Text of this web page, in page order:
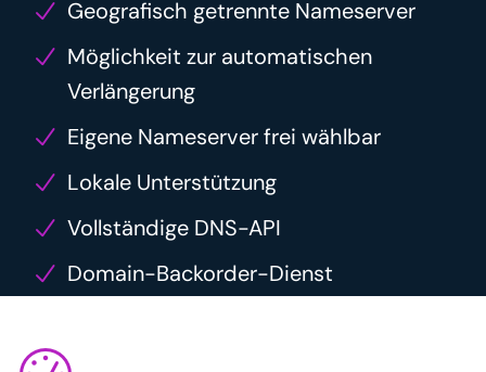
Geografisch getrennte Nameserver
Möglichkeit zur automatischen
Verlängerung
Eigene Nameserver frei wählbar
Lokale Unterstützung
Vollständige DNS-API
Domain-Backorder-Dienst